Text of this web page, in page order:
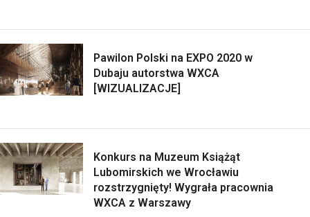
Pawilon Polski na EXPO 2020 w
Dubaju autorstwa WXCA
[WIZUALIZACJE]
Konkurs na Muzeum Książąt
Lubomirskich we Wrocławiu
rozstrzygnięty! Wygrała pracownia
WXCA z Warszawy